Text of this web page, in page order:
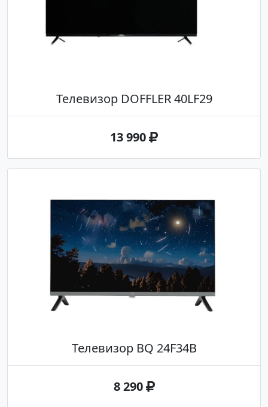
Телевизор DOFFLER 40LF29
13 990
Телевизор BQ 24F34B
8 290